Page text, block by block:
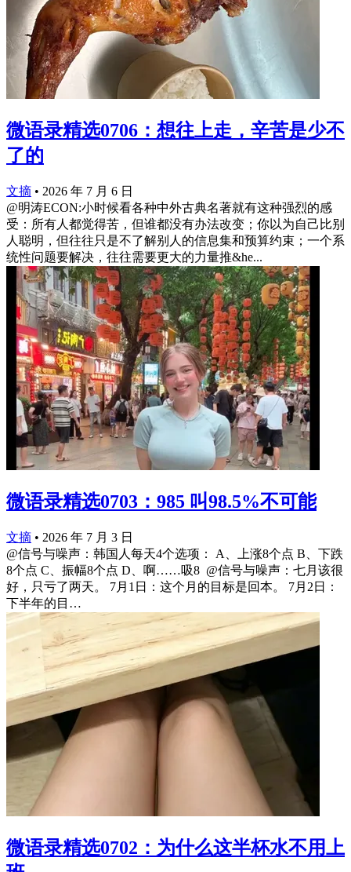
微语录精选0706：想往上走，辛苦是少不
了的
文摘 • 2026 年 7 月 6 日
@明涛ECON:小时候看各种中外古典名著就有这种强烈的感
受：所有人都觉得苦，但谁都没有办法改变；你以为自己比别
人聪明，但往往只是不了解别人的信息集和预算约束；一个系
统性问题要解决，往往需要更大的力量推&he...
微语录精选0703：985 叫98.5%不可能
文摘 • 2026 年 7 月 3 日
@信号与噪声：韩国人每天4个选项： A、上涨8个点 B、下跌
8个点 C、振幅8个点 D、啊……吸8 ​​​ @信号与噪声：七月该很
好，只亏了两天。 7月1日：这个月的目标是回本。 7月2日：
下半年的目…
微语录精选0702：为什么这半杯水不用上